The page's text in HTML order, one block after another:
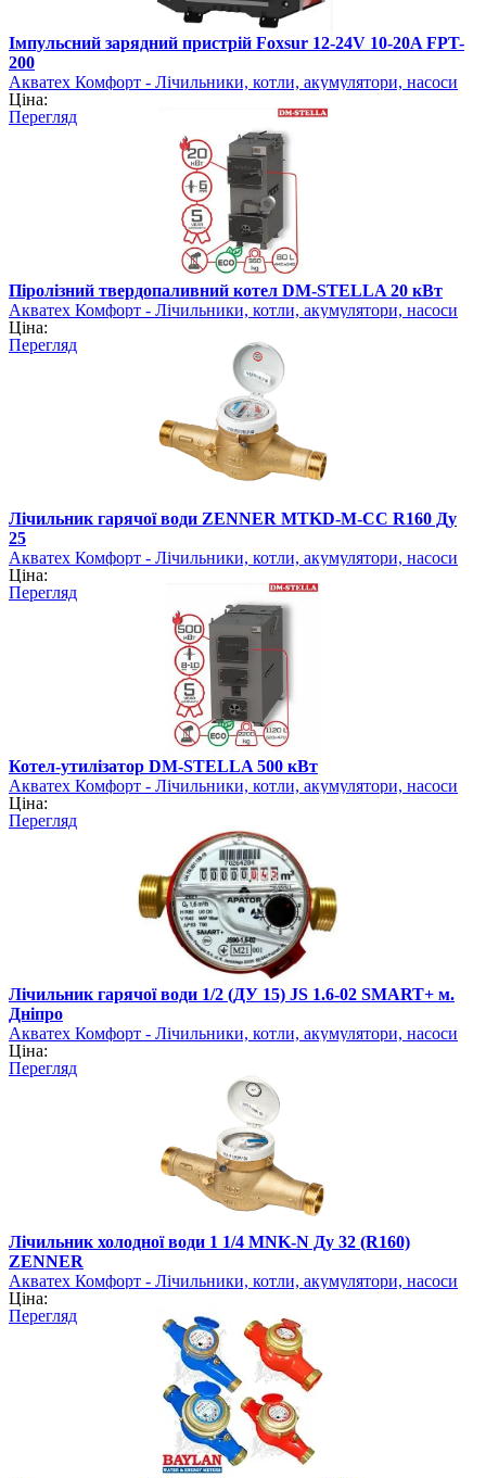
Імпульсний зарядний пристрій Foxsur 12-24V 10-20A FPT-
200
Акватех Комфорт - Лічильники, котли, акумулятори, насоси
Ціна:
Перегляд
Піролізний твердопаливний котел DM-STELLA 20 кВт
Акватех Комфорт - Лічильники, котли, акумулятори, насоси
Ціна:
Перегляд
Лічильник гарячої води ZENNER MTKD-M-CC R160 Ду
25
Акватех Комфорт - Лічильники, котли, акумулятори, насоси
Ціна:
Перегляд
Котел-утилізатор DM-STELLA 500 кВт
Акватех Комфорт - Лічильники, котли, акумулятори, насоси
Ціна:
Перегляд
Лічильник гарячої води 1/2 (ДУ 15) JS 1.6-02 SMART+ м.
Дніпро
Акватех Комфорт - Лічильники, котли, акумулятори, насоси
Ціна:
Перегляд
Лічильник холодної води 1 1/4 MNK-N Ду 32 (R160)
ZENNER
Акватех Комфорт - Лічильники, котли, акумулятори, насоси
Ціна:
Перегляд